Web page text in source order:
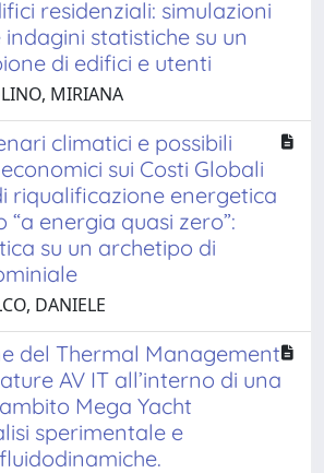
residenziali: simulazioni
statistiche su un
di edifici e utenti
MIRIANA
climatici e possibili
sui Costi Globali
riqualificazione energetica
“a energia quasi zero”:
su un archetipo di
DANIELE
del Thermal Management
AV IT all’interno di una
Mega Yacht
sperimentale e